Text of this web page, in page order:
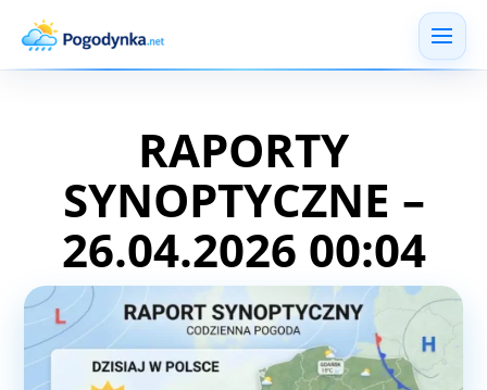
RAPORTY
SYNOPTYCZNE –
26.04.2026 00:04